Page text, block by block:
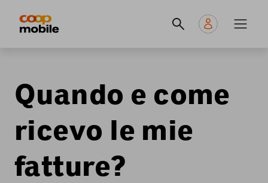
principale
Quando e come
ricevo le mie
fatture?